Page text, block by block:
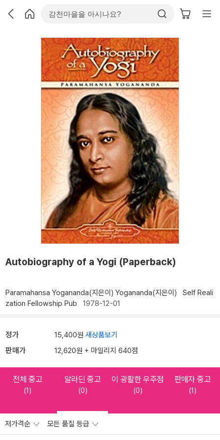
Autobiography of a Yogi (Paperback)
Paramahansa Yogananda(지은이) Yogananda(지은이)
Self Reali
zation Fellowship Pub 1978-12-01
정가 15,400원 새상품보기
판매가 12,620원 + 마일리지 640점
전체 중고
(1)
알라딘 중고
(0)
이 광활한 우주점
(0)
판매자 중고
(1)
저가격순 모든 품질 등급